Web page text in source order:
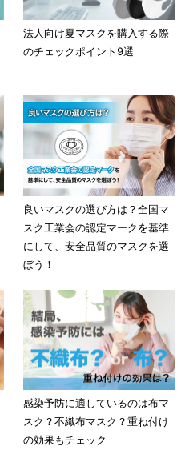
法人向け夏マスクを購入する際
のチェックポイント9選
良いマスクの選び方は？全国マ
スク工業会の認定マークを基準
にして、安全品質のマスクを選
ぼう！
感染予防に適しているのは布マ
スク？不織布マスク？重ね付け
の効果もチェック